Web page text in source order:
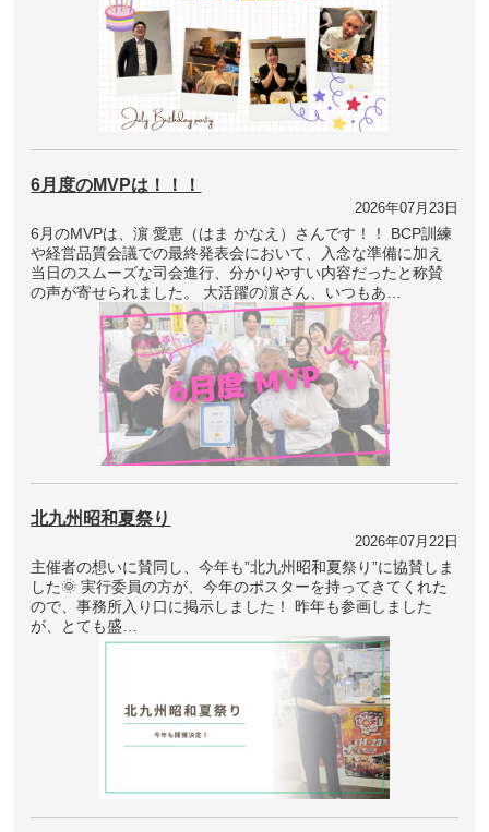
6月度のMVPは！！！
2026年07月23日
6月のMVPは、濵 愛恵（はま かなえ）さんです！！ BCP訓練
や経営品質会議での最終発表会において、入念な準備に加え
当日のスムーズな司会進行、分かりやすい内容だったと称賛
の声が寄せられました。 大活躍の濵さん、いつもあ…
北九州昭和夏祭り
2026年07月22日
主催者の想いに賛同し、今年も”北九州昭和夏祭り”に協賛しま
した🌞 実行委員の方が、今年のポスターを持ってきてくれた
ので、事務所入り口に掲示しました！ 昨年も参画しました
が、とても盛…